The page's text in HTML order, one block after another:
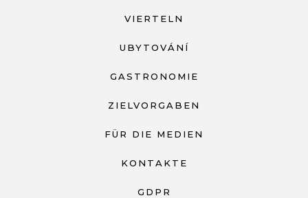
VIERTELN
UBYTOVÁNÍ
GASTRONOMIE
ZIELVORGABEN
FÜR DIE MEDIEN
KONTAKTE
GDPR